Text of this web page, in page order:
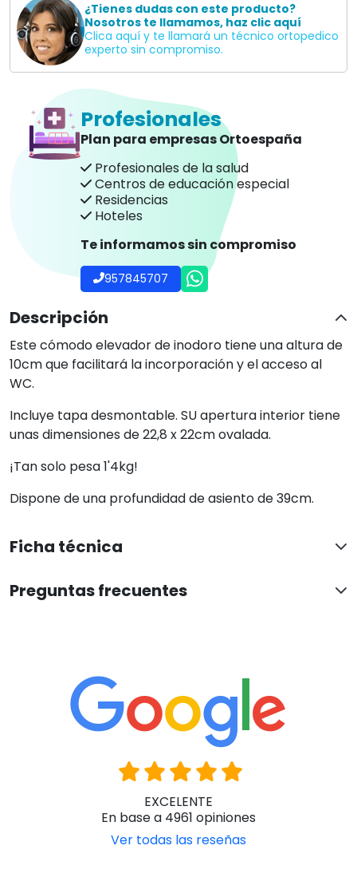
¿Tienes dudas con este producto?
Nosotros te llamamos, haz clic aquí
Clica aquí y te llamará un técnico ortopedico
experto sin compromiso.
Profesionales
Plan para empresas Ortoespaña
Profesionales de la salud
Centros de educación especial
Residencias
Hoteles
Te informamos sin compromiso
957845707
Descripción
Este cómodo elevador de inodoro tiene una altura de
10cm que facilitará la incorporación y el acceso al
WC.
Incluye tapa desmontable. SU apertura interior tiene
unas dimensiones de 22,8 x 22cm ovalada.
¡Tan solo pesa 1'4kg!
Dispone de una profundidad de asiento de 39cm.
Ficha técnica
Preguntas frecuentes
EXCELENTE
En base a 4961 opiniones
Ver todas las reseñas